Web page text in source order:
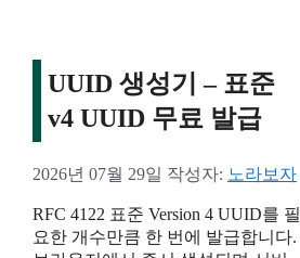
UUID 생성기 – 표준
v4 UUID 무료 발급
2026년 07월 29일 작성자: 노라보자
RFC 4122 표준 Version 4 UUID를 필
요한 개수만큼 한 번에 발급합니다.